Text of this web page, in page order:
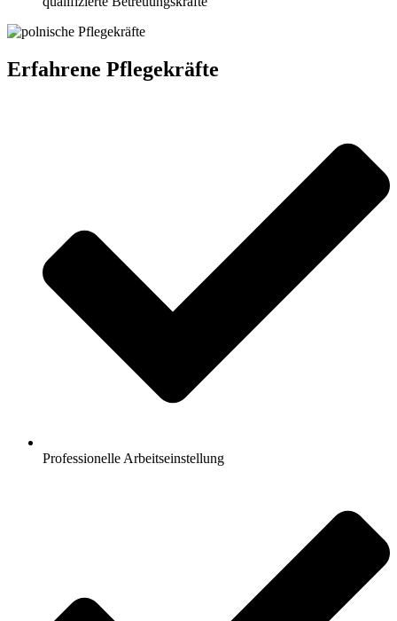
Erfahrene Pflegekräfte
Professionelle Arbeitseinstellung